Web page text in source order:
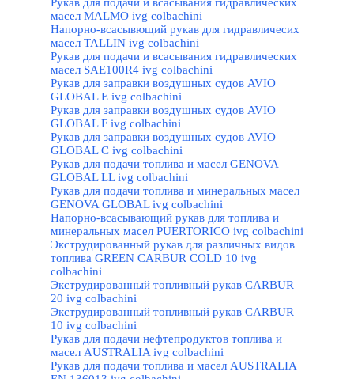
масел MALMO ivg colbachini
Напорно-всасывющий рукав для гидравличесих
масел TALLIN ivg colbachini
Рукав для подачи и всасывания гидравлических
масел SAE100R4 ivg colbachini
Рукав для заправки воздушных судов AVIO
GLOBAL E ivg colbachini
Рукав для заправки воздушных судов AVIO
GLOBAL F ivg colbachini
Рукав для заправки воздушных судов AVIO
GLOBAL C ivg colbachini
Рукав для подачи топлива и масел GENOVA
GLOBAL LL ivg colbachini
Рукав для подачи топлива и минеральных масел
GENOVA GLOBAL ivg colbachini
Напорно-всасывающий рукав для топлива и
минеральных масел PUERTORICO ivg colbachini
Экструдированный рукав для различных видов
топлива GREEN CARBUR COLD 10 ivg
colbachini
Экструдированный топливный рукав CARBUR
20 ivg colbachini
Экструдированный топливный рукав CARBUR
10 ivg colbachini
Рукав для подачи нефтепродуктов топлива и
масел AUSTRALIA ivg colbachini
Рукав для подачи топлива и масел AUSTRALIA